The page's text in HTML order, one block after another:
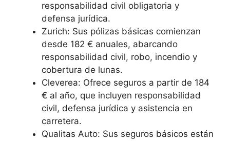
responsabilidad civil obligatoria y
defensa jurídica.
Zurich: Sus pólizas básicas comienzan
desde 182 € anuales, abarcando
responsabilidad civil, robo, incendio y
cobertura de lunas.
Cleverea: Ofrece seguros a partir de 184
€ al año, que incluyen responsabilidad
civil, defensa jurídica y asistencia en
carretera.
Qualitas Auto: Sus seguros básicos están